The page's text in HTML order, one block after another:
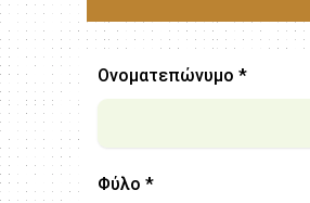
Ονοματεπώνυμο *
Φύλο *